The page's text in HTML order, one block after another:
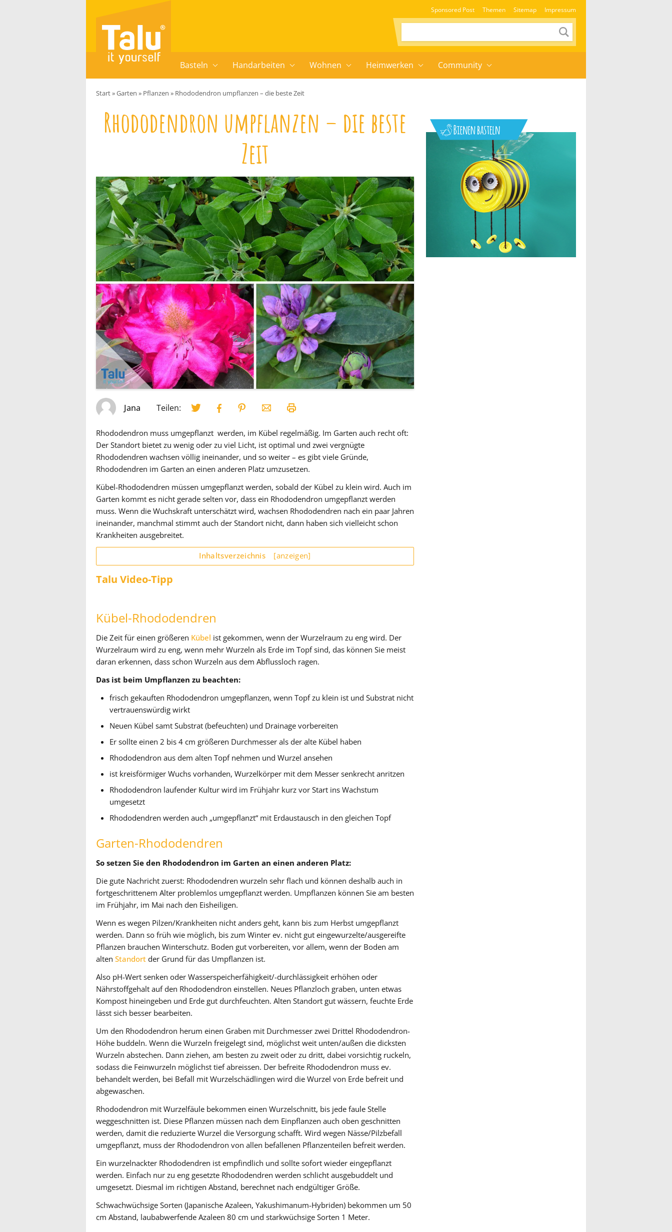
Sponsored Post Themen Sitemap Impressum
Basteln Handarbeiten Wohnen Heimwerken Community
Start»Garten » Pflanzen » Rhododendron umpflanzen – die beste Zeit
Rhododendron umpflanzen – die beste
Zeit
Jana Teilen:
Rhododendron muss umgepflanzt werden, im Kübel regelmäßig. Im Garten auch recht oft:
Der Standort bietet zu wenig oder zu viel Licht, ist optimal und zwei vergnügte
Rhododendren wachsen völlig ineinander, und so weiter – es gibt viele Gründe,
Rhododendren im Garten an einen anderen Platz umzusetzen.
Kübel-Rhododendren müssen umgepflanzt werden, sobald der Kübel zu klein wird. Auch im
Garten kommt es nicht gerade selten vor, dass ein Rhododendron umgepflanzt werden
muss. Wenn die Wuchskraft unterschätzt wird, wachsen Rhododendren nach ein paar Jahren
ineinander, manchmal stimmt auch der Standort nicht, dann haben sich vielleicht schon
Krankheiten ausgebreitet.
Inhaltsverzeichnis [anzeigen]
Talu Video-Tipp
Kübel-Rhododendren
Die Zeit für einen größeren Kübel ist gekommen, wenn der Wurzelraum zu eng wird. Der
Wurzelraum wird zu eng, wenn mehr Wurzeln als Erde im Topf sind, das können Sie meist
daran erkennen, dass schon Wurzeln aus dem Abflussloch ragen.
Das ist beim Umpflanzen zu beachten:
frisch gekauften Rhododendron umgepflanzen, wenn Topf zu klein ist und Substrat nicht
vertrauenswürdig wirkt
Neuen Kübel samt Substrat (befeuchten) und Drainage vorbereiten
Er sollte einen 2 bis 4 cm größeren Durchmesser als der alte Kübel haben
Rhododendron aus dem alten Topf nehmen und Wurzel ansehen
ist kreisförmiger Wuchs vorhanden, Wurzelkörper mit dem Messer senkrecht anritzen
Rhododendron laufender Kultur wird im Frühjahr kurz vor Start ins Wachstum
umgesetzt
Rhododendren werden auch „umgepflanzt“ mit Erdaustausch in den gleichen Topf
Garten-Rhododendren
So setzen Sie den Rhododendron im Garten an einen anderen Platz:
Die gute Nachricht zuerst: Rhododendren wurzeln sehr flach und können deshalb auch in
fortgeschrittenem Alter problemlos umgepflanzt werden. Umpflanzen können Sie am besten
im Frühjahr, im Mai nach den Eisheiligen.
Wenn es wegen Pilzen/Krankheiten nicht anders geht, kann bis zum Herbst umgepflanzt
werden. Dann so früh wie möglich, bis zum Winter ev. nicht gut eingewurzelte/ausgereifte
Pflanzen brauchen Winterschutz. Boden gut vorbereiten, vor allem, wenn der Boden am
alten Standort der Grund für das Umpflanzen ist.
Also pH-Wert senken oder Wasserspeicherfähigkeit/-durchlässigkeit erhöhen oder
Nährstoffgehalt auf den Rhododendron einstellen. Neues Pflanzloch graben, unten etwas
Kompost hineingeben und Erde gut durchfeuchten. Alten Standort gut wässern, feuchte Erde
lässt sich besser bearbeiten.
Um den Rhododendron herum einen Graben mit Durchmesser zwei Drittel Rhododendron-
Höhe buddeln. Wenn die Wurzeln freigelegt sind, möglichst weit unten/außen die dicksten
Wurzeln abstechen. Dann ziehen, am besten zu zweit oder zu dritt, dabei vorsichtig ruckeln,
sodass die Feinwurzeln möglichst tief abreissen. Der befreite Rhododendron muss ev.
behandelt werden, bei Befall mit Wurzelschädlingen wird die Wurzel von Erde befreit und
abgewaschen.
Rhododendron mit Wurzelfäule bekommen einen Wurzelschnitt, bis jede faule Stelle
weggeschnitten ist. Diese Pflanzen müssen nach dem Einpflanzen auch oben geschnitten
werden, damit die reduzierte Wurzel die Versorgung schafft. Wird wegen Nässe/Pilzbefall
umgepflanzt, muss der Rhododendron von allen befallenen Pflanzenteilen befreit werden.
Ein wurzelnackter Rhododendren ist empfindlich und sollte sofort wieder eingepflanzt
werden. Einfach nur zu eng gesetzte Rhododendren werden schlicht ausgebuddelt und
umgesetzt. Diesmal im richtigen Abstand, berechnet nach endgültiger Größe.
Schwachwüchsige Sorten (Japanische Azaleen, Yakushimanum-Hybriden) bekommen um 50
cm Abstand, laubabwerfende Azaleen 80 cm und starkwüchsige Sorten 1 Meter.